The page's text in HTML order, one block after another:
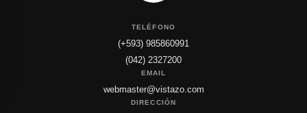
TELÉFONO
(+593) 985860991
(042) 2327200
EMAIL
webmaster@vistazo.com
DIRECCIÓN